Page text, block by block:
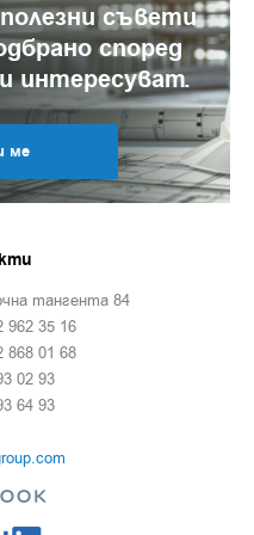
предимства на
сместта;
бетона;
и
абразия;
(блидинг),
на бетона;
съвети
според
интересуват.
ме
тангента 84
962 35 16
868 01 68
02 93
64 93